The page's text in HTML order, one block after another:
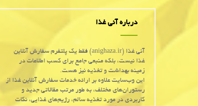
درباره آنی غذا
آنی غذا (anighaza.ir) فقط یک پلتفرم سفارش آنلاین
غذا نیست، بلکه منبعی جامع برای کسب اطلاعات در
زمینه بهداشت و تغذیه نیز هست.
این وب‌سایت علاوه بر ارائه خدمات سفارش آنلاین غذا از
رستوران‌های مختلف، به طور مرتب مقالاتی جدید و
کاربردی در مورد تغذیه سالم، رژیم‌های غذایی، نکات